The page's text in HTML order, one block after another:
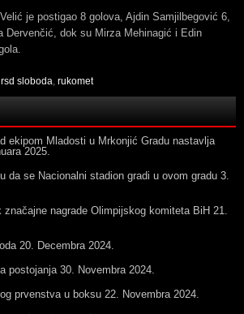
je postigao 8 golova, Ajdin Samjilbegović 6,
Dervenčić, dok su Mirza Mehinagić i Edin
rsd sloboda, rukomet
ekipom Mladosti u Mrkonjić Gradu nastavlja
2025.
da se Nacionalni stadion gradi u ovom gradu 3.
značajne nagrade Olimpijskog komiteta BiH 21.
20. Decembra 2024.
postojanja 30. Novembra 2024.
prvenstva u boksu 22. Novembra 2024.